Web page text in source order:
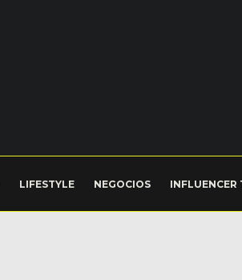
LIFESTYLE NEGOCIOS INFLUENCER